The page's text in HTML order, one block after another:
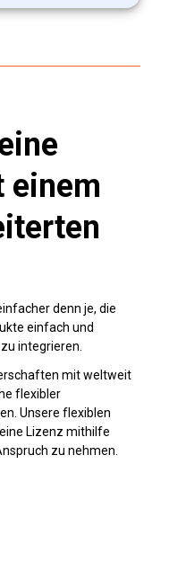
einem
denn je, die
einfach und
integrieren.
mit weltweit
flexibler
Unsere flexiblen
Lizenz mithilfe
zu nehmen.